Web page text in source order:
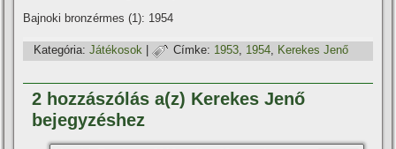
Bajnoki bronzérmes (1): 1954
Kategória: Játékosok | Címke: 1953, 1954, Kerekes Jenő
2 hozzászólás a(z) Kerekes Jenő
bejegyzéshez